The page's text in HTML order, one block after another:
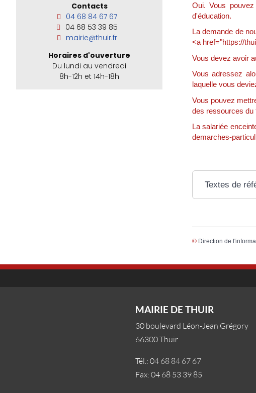
Contacts
04 68 84 67 67
04 68 53 39 85
mairie@thuir.fr
Horaires d'ouverture
Du lundi au vendredi
8h-12h et 14h-18h
Oui. Vous
d'éducation.
La demande de
<a href="https://
Vous devez avoir
Vous adressez
laquelle vous
Vous pouvez
des ressources du
La salariée
demarches-
Textes de
© Direction de
MAIRIE DE THUIR
30 boulevard Léon-Jean Grégory
66300 Thuir
Tél.: 04 68 84 67 67
Fax: 04 68 53 39 85